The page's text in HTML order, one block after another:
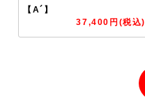
【A´】
37,400円(税込)